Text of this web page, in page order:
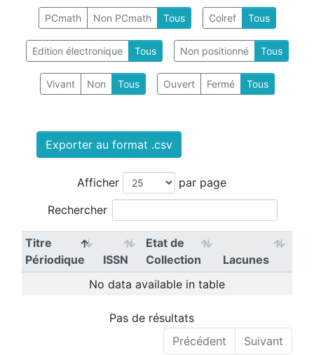
PCmath Non PCmath Tous Colref Tous
Edition électronique Tous Non positionné Tous
Vivant Non Tous Ouvert Fermé Tous
Exporter au format .csv
Afficher
par page
Rechercher
Titre
Périodique
ISSN
Etat de
Collection
Lacunes
No data available in table
Pas de résultats
Précédent
Suivant